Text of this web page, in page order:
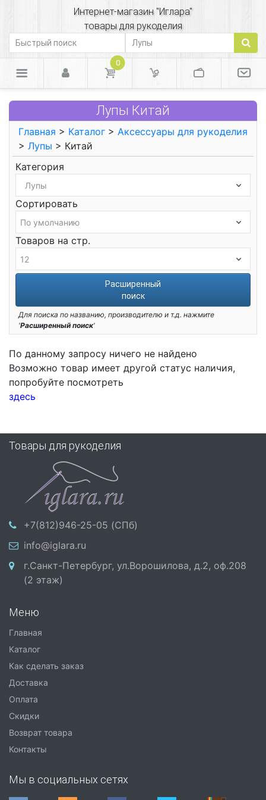
Интернет-магазин "Иглара"
товары для рукоделия
0
Лупы Китай
Главная > Каталог > Аксессуары для рукоделия
> Лупы > Китай
Категория
Сортировать
Товаров на стр.
Расширенный
поиск
Для поиска по названию, производителю и т.д. нажмите
'Расширенный поиск'
По данному запросу ничего не найдено
Возможно товар имеет другой статус наличия,
попробуйте посмотреть
здесь
Товары для рукоделия
+7(812)946-25-05 (СПб)
info@iglara.ru
г.Санкт-Петербург, ул.Ворошилова, д.2, оф.208
(2 этаж)
Меню
Главная
Каталог
Как сделать заказ
Доставка
Оплата
Скидки
Возврат товара
Контакты
Мы в социальных сетях